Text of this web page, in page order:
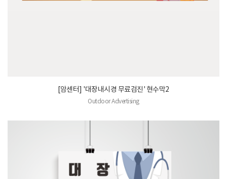
[암센터] '대장내시경 무료검진' 현수막2
Outdoor Advertising